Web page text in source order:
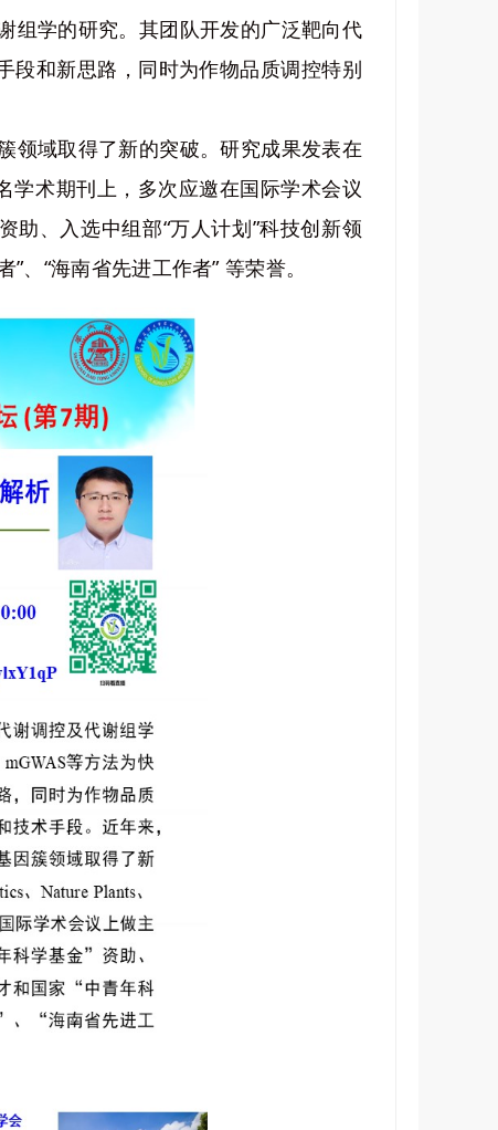
组学的研究。其团队开发的广泛靶向代
段和新思路，同时为作物品质调控特别
领域取得了新的突破。研究成果发表在
术期刊上，多次应邀在国际学术会议
助、入选中组部“万人计划”科技创新领
、“海南省先进工作者” 等荣誉。